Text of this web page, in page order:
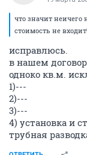
что значит неичего
стоимость не
исправлюсь.
в нашем
одноко кв.м.
1)---
2)---
3)---
4) установка и
трубная